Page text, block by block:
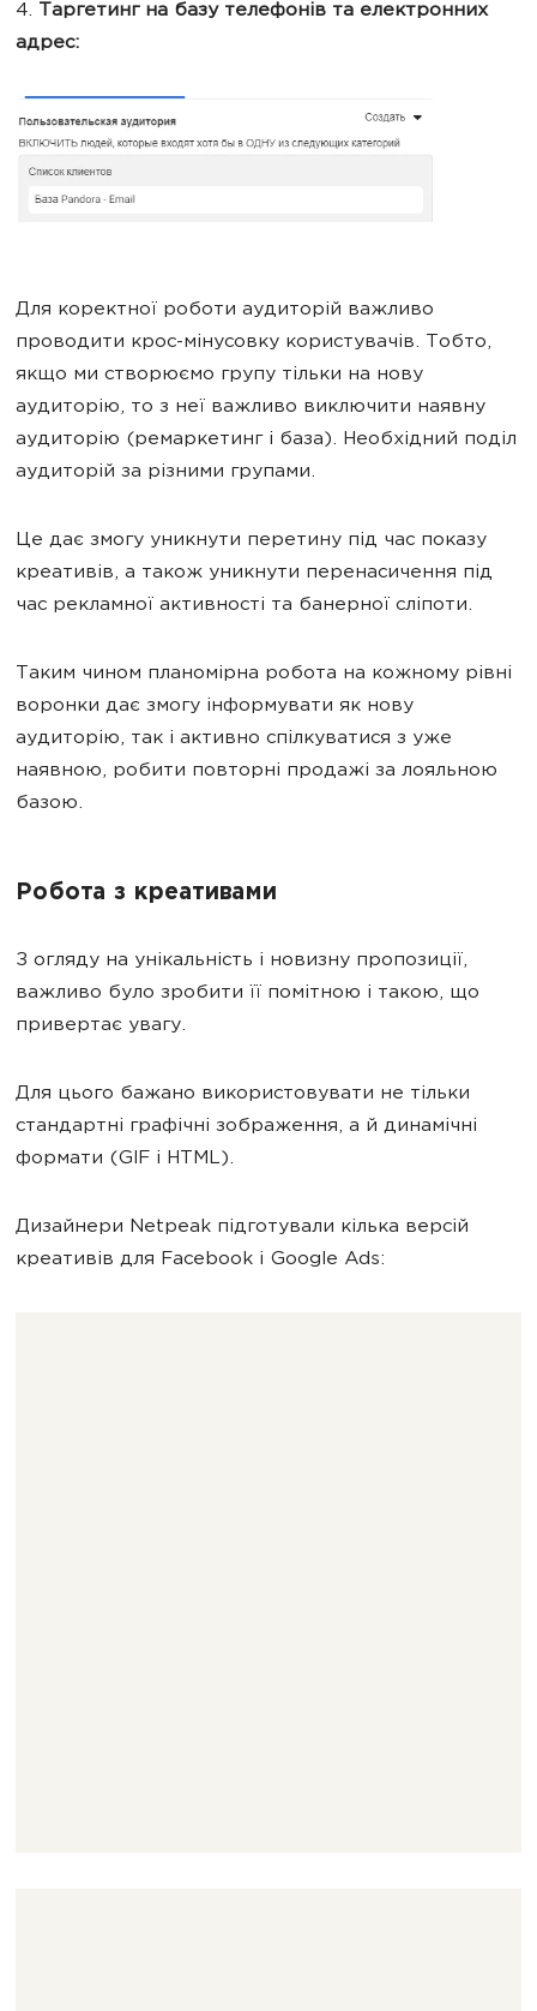
4. Таргетинг на базу телефонів та електронних
адрес:
Для коректної роботи аудиторій важливо
проводити крос-мінусовку користувачів. Тобто,
якщо ми створюємо групу тільки на нову
аудиторію, то з неї важливо виключити наявну
аудиторію (ремаркетинг і база). Необхідний поділ
аудиторій за різними групами.
Це дає змогу уникнути перетину під час показу
креативів, а також уникнути перенасичення під
час рекламної активності та банерної сліпоти.
Таким чином планомірна робота на кожному рівні
воронки дає змогу інформувати як нову
аудиторію, так і активно спілкуватися з уже
наявною, робити повторні продажі за лояльною
базою.
Робота з креативами
З огляду на унікальність і новизну пропозиції,
важливо було зробити її помітною і такою, що
привертає увагу.
Для цього бажано використовувати не тільки
стандартні графічні зображення, а й динамічні
формати (GIF і HTML).
Дизайнери Netpeak підготували кілька версій
креативів для Facebook і Google Ads: